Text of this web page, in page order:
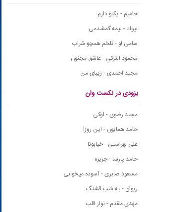
حامیم - یکیو دارم
نیواد - نیمه گمشدمی
سامی لو - تلخم همچو شراب
محمود التركي - عاشق مجنون
مجید احمدی - زیبای من
بزودی در نکست وان
مجید رضوی - اوکی
حامد همایون - این روزا
علی لهراسبی - خیابونا
حامد پارسا - جزیره
مسعود صابری - آسوده میخوابی
ریوان - یه شب قشنگ
مهدی مقدم - نوار قلب